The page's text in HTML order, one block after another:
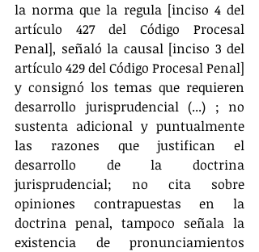
la norma que la regula [inciso 4 del
artículo 427 del Código Procesal
Penal], señaló la causal [inciso 3 del
artículo 429 del Código Procesal Penal]
y consignó los temas que requieren
desarrollo jurisprudencial (...) ; no
sustenta adicional y puntualmente
las razones que justifican el
desarrollo de la doctrina
jurisprudencial; no cita sobre
opiniones contrapuestas en la
doctrina penal, tampoco señala la
existencia de pronunciamientos